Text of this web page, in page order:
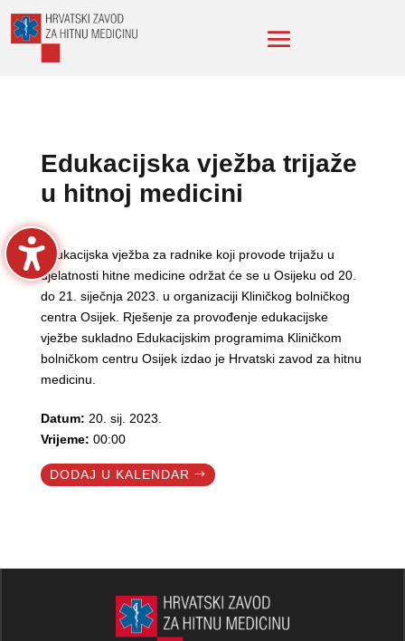
Edukacijska vježba trijaže
u hitnoj medicini
Edukacijska vježba za radnike koji provode trijažu u
djelatnosti hitne medicine održat će se u Osijeku od 20.
do 21. siječnja 2023. u organizaciji Kliničkog bolničkog
centra Osijek. Rješenje za provođenje edukacijske
vježbe sukladno Edukacijskim programima Kliničkom
bolničkom centru Osijek izdao je Hrvatski zavod za hitnu
medicinu.
Datum: 20. sij. 2023.
Vrijeme: 00:00
DODAJ U KALENDAR